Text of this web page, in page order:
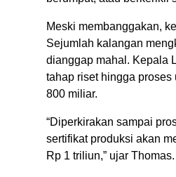
Meski membanggakan,
Sejumlah kalangan
dianggap mahal. Kepala
tahap riset hingga
800 miliar.
“Diperkirakan sampai
sertifikat produksi akan
Rp 1 triliun,” ujar Thomas.